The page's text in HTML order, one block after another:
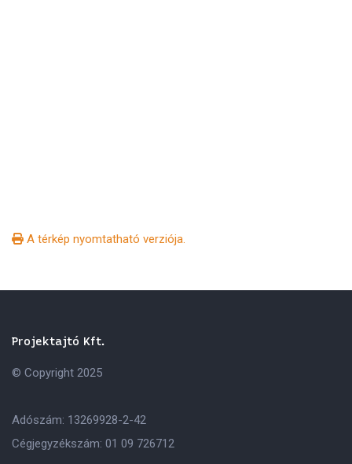
A térkép nyomtatható verziója.
Projektajtó Kft.
© Copyright 2025
Adószám: 13269928-2-42
Cégjegyzékszám: 01 09 726712